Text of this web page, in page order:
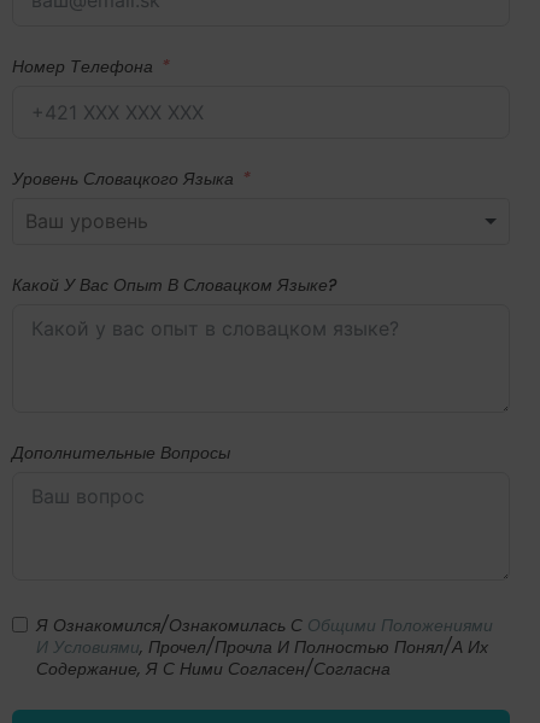
Номер Телефона
Уровень Словацкого Языка
Какой У Вас Опыт В Словацком Языке?
Дополнительные Вопросы
Я Ознакомился/ознакомилась С Общими Положениями
И Условиями, Прочел/прочла И Полностью Понял/а Их
Содержание, Я С Ними Согласен/согласна